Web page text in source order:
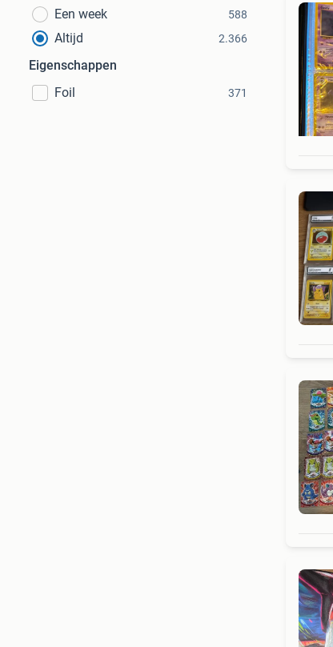
Een week 588
Altijd 2.366
Eigenschappen
Foil
371